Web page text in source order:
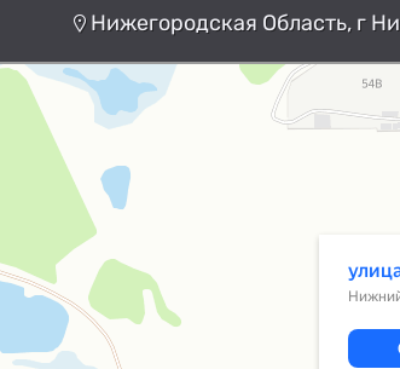
Нижегородская Область, г